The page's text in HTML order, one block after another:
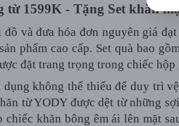
từ 1599K - Tặng Set khăn
và đưa hóa đơn nguyên giá
phẩm cao cấp. Set quà bao
đặt trang trọng trong chiếc
dụng không thể thiếu để duy trì
từ YODY được dệt từ những
chiếc khăn bông êm ái lên mặt